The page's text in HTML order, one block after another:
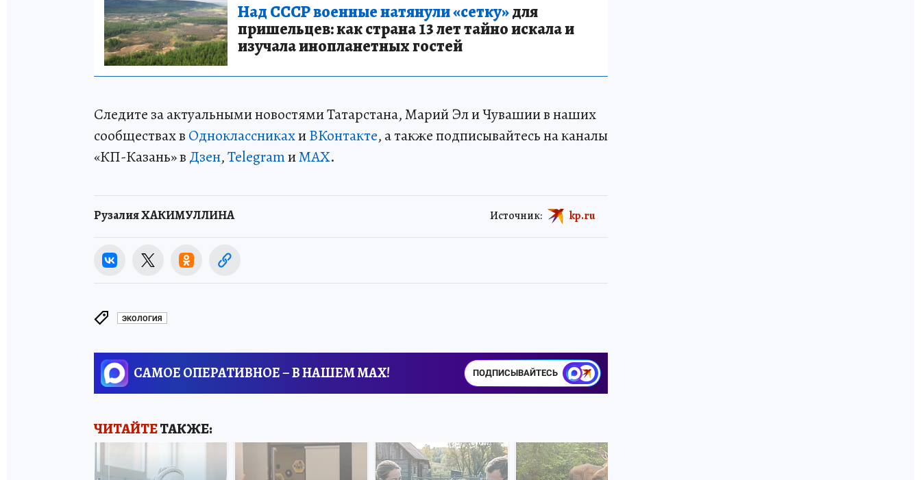
Над СССР военные натянули «сетку»для
пришельцев: как страна 13 лет тайно искала и
изучала инопланетных гостей
Следите за актуальными новостями Татарстана, Марий Эл и Чувашии в наших
сообществах в ОдноклассникахиВКонтакте, а также подписывайтесь на каналы
«КП-Казань» в Дзен,TelegramиMAX.
Рузалия ХАКИМУЛЛИНА Источник: kp.ru
ЭКОЛОГИЯ
САМОЕ ОПЕРАТИВНОЕ – В НАШЕМ MAX! ПОДПИСЫВАЙТЕСЬ
ЧИТАЙТЕТАКЖЕ: